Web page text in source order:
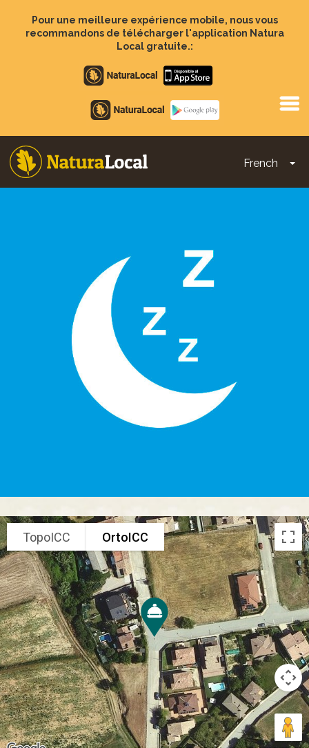
contenu
Pour une meilleure expérience mobile, nous vous
recommandons de télécharger l'application Natura
Local gratuite.:
Apple
store
Google
Play
French
Main
TopoICC OrtoICC